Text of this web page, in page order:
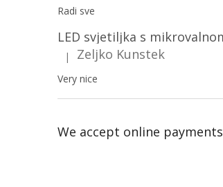
Radi sve
The product rating is 5 out of 5 stars.
| Zeljko Kunstek
Very nice
We accept online payments